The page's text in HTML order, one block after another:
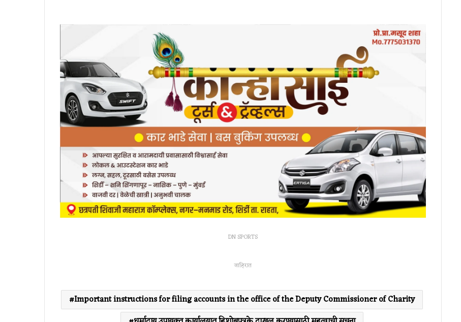
DN SPORTS
जाहिरात
Important instructions for filing accounts in the office of the Deputy Commissioner of Charity